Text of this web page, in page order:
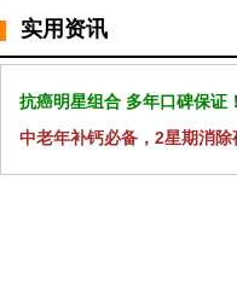
实用资讯
抗癌明星组合 多年口碑保证
中老年补钙必备，2星期消